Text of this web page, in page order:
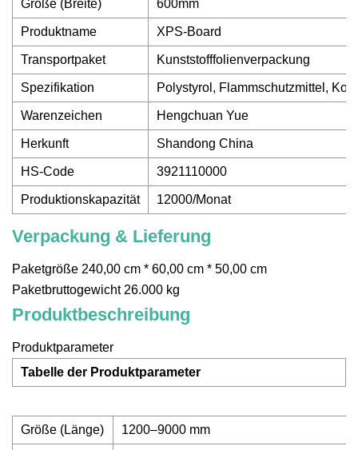
Größe (Breite) 600mm
Produktname XPS-Board
Transportpaket Kunststofffolienverpackung
Spezifikation Polystyrol, Flammschutzmittel,
Warenzeichen Hengchuan Yue
Herkunft Shandong China
HS-Code 3921110000
Produktionskapazität 12000/Monat
Verpackung & Lieferung
Paketgröße 240,00 cm * 60,00 cm * 50,00 cm
Paketbruttogewicht 26.000 kg
Produktbeschreibung
Produktparameter
Tabelle der Produktparameter
Größe (Länge) 1200–9000 mm